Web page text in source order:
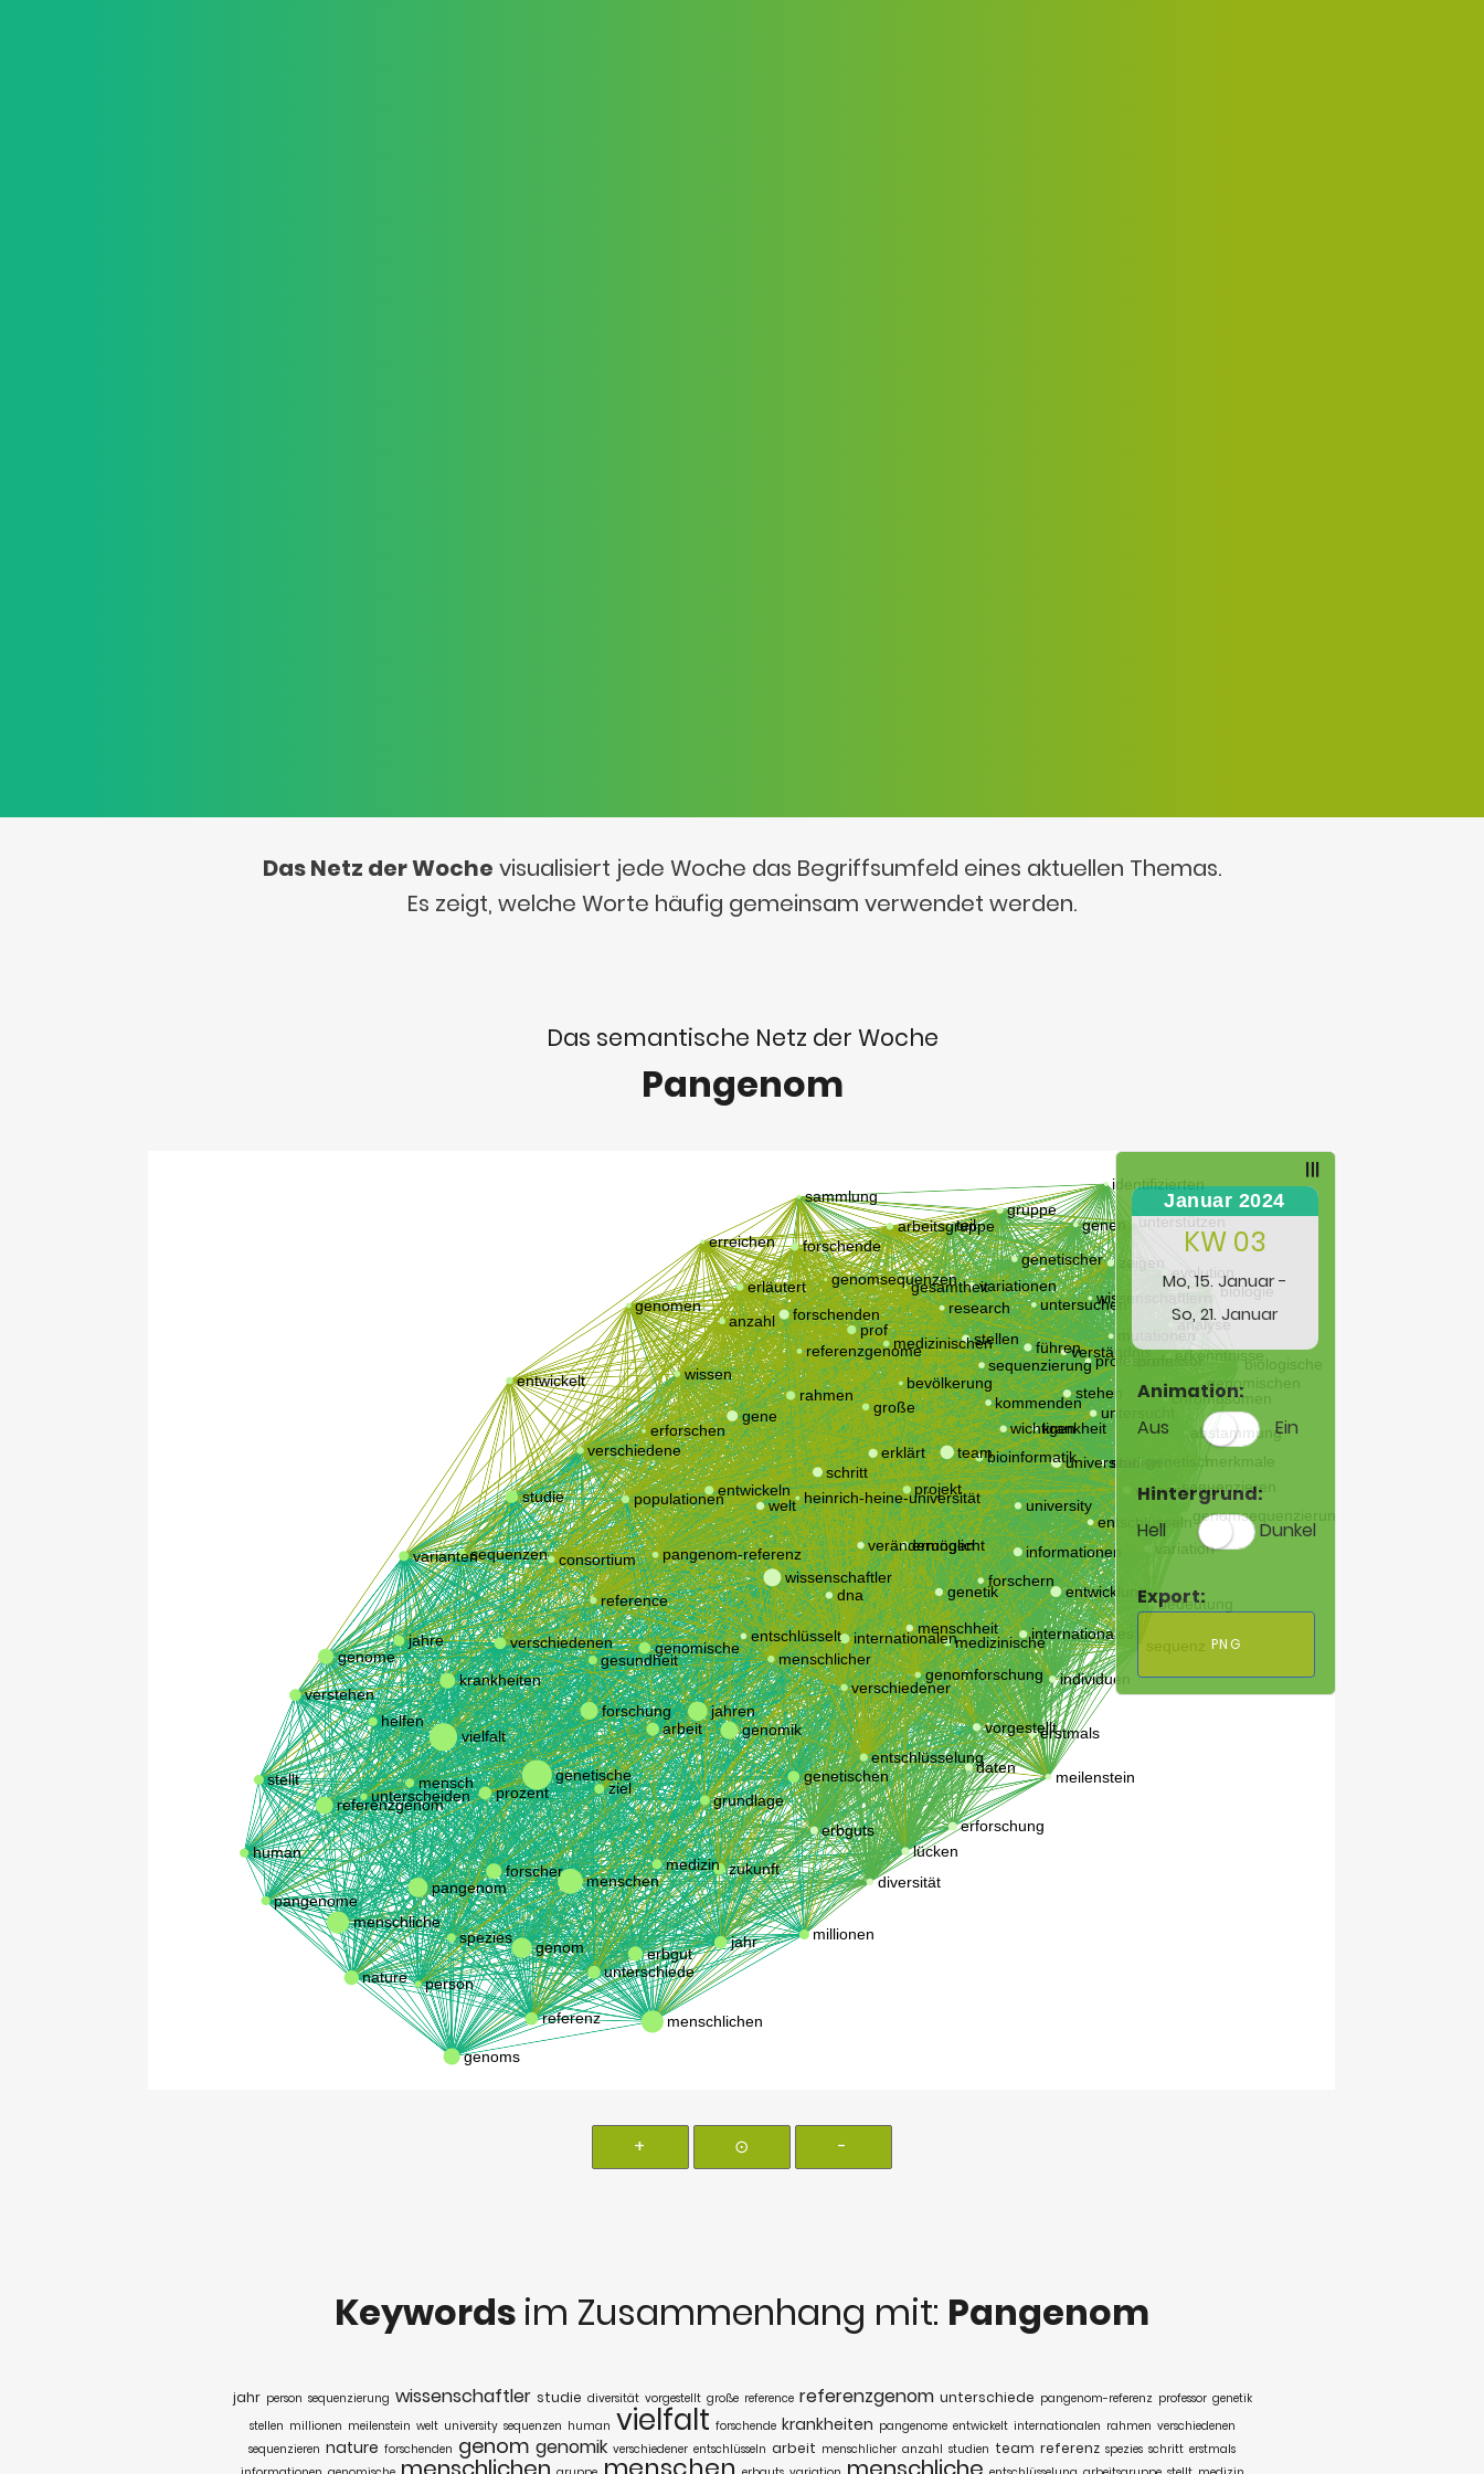
Das Netz der Woche visualisiert jede Woche das Begriffsumfeld eines aktuellen Themas.
Es zeigt, welche Worte häufig gemeinsam verwendet werden.
Das semantische Netz der Woche
Pangenom
+ ⊙ -
Januar 2024
KW 03
Mo, 15. Januar -
So, 21. Januar
Animation:
Aus
Ein
Hintergrund:
Hell
Dunkel
Export:
PNG
Keywords im Zusammenhang mit: Pangenom
jahr person sequenzierung wissenschaftler studie diversität vorgestellt große reference referenzgenom unterschiede pangenom-referenz professor genetik
stellen millionen meilenstein welt university sequenzen human vielfalt forschende krankheiten pangenome entwickelt internationalen rahmen verschiedenen
sequenzieren nature forschenden genom genomik verschiedener entschlüsseln arbeit menschlicher anzahl studien team referenz spezies schritt erstmals